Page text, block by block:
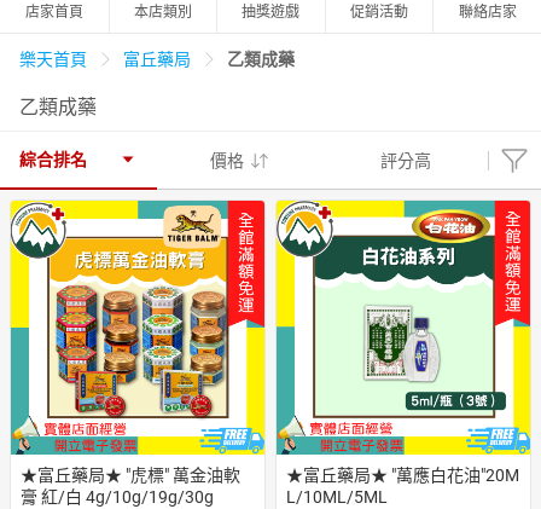
天天免運 美食蛋糕
居家生活 3C家電 親子玩具
女裝 男裝 化妝保養 情趣用品
日本購物 電子/紙本書
HOT
店家首頁 本店類別 抽獎遊戲 促銷活動 聯絡店家
樂天首頁 富丘藥局 乙類成藥
乙類成藥
綜合排名 價格 評分高
★富丘藥局★ "虎標" 萬金油軟
膏 紅/白 4g/10g/19g/30g
★富丘藥局★ "萬應白花油"20M
L/10ML/5ML